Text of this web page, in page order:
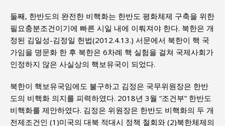
둘째, 한반도의 완전한 비핵화는 한반도 평화체제 구축을 위한
필요충분조건이기에 빠른 시일 내에 이뤄져야 한다. 북한은 개
정된 김일성-김정일 헌법(2012.4.13.) 서문에서 북한이 핵 국
가임을 명문화 한 후 북한은 6차례 핵 실험을 걸쳐 국제사회가
인정하지 않은 사실상의 핵보유국이 되었다.
북한이 핵보유국임에도 불구하고 김정은 국무위원장은 한반
도의 비핵화 의지를 피력하였다. 2018년 3월 “조건부” 한반도
비핵화를 제안하였다. 김정은 위원장은 한반도 비핵화의 두 개
전제조건인 (1)미국의 대북 적대시 정책 철회와 (2)북한체제의